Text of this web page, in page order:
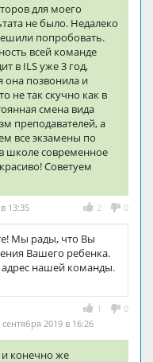
для моего
не было. Недалеко
попробовать.
всей команде
в ILS уже 3 год,
она позвонила и
не так скучно как в
смена вида
преподавателей, а
все экзамены по
школе современное
Советуем
2 0
13:35
Мы рады, что Вы
Вашего ребенка.
адрес нашей команды.
1 0
сентября 2019 в 16:26
конечно же